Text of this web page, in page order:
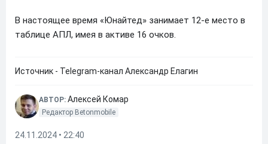
В настоящее время «Юнайтед» занимает 12-е место в
таблице АПЛ, имея в активе 16 очков.
Источник - Telegram-канал Александр Елагин
АВТОР: Алексей Комар
Редактор Betonmobile
24.11.2024 • 22:40